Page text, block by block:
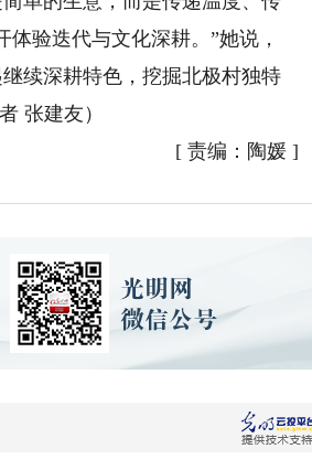
验迭代与文化深耕。”她说，
续深耕特色，挖掘北极村独特
者 张建友）
[ 责编：陶媛 ]